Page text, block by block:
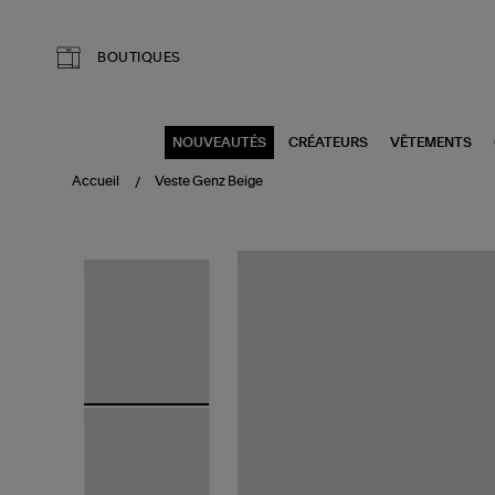
BOUTIQUES
NOUVEAUTÉS CRÉATEURS VÊTEMENTS
Accueil Veste Genz Beige